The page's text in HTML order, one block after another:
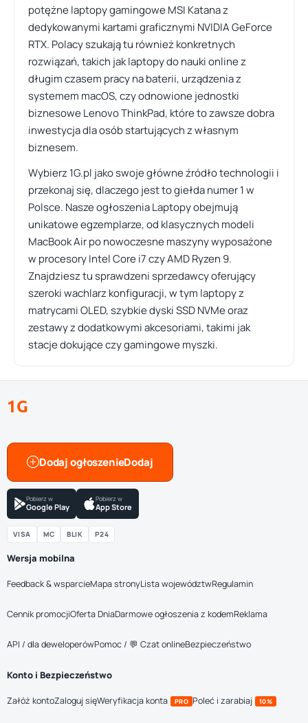
potężne laptopy gamingowe MSI Katana z
dedykowanymi kartami graficznymi NVIDIA GeForce
RTX. Polacy szukają tu również konkretnych
rozwiązań, takich jak laptopy do nauki online z
długim czasem pracy na baterii, urządzenia z
systemem macOS, czy odnowione jednostki
biznesowe Lenovo ThinkPad, które to zawsze dobra
inwestycja dla osób startujących z własnym
biznesem.
Wybierz 1G.pl jako swoje główne źródło technologii i
przekonaj się, dlaczego jest to giełda numer 1 w
Polsce. Nasze ogłoszenia Laptopy obejmują
unikatowe egzemplarze, od klasycznych modeli
MacBook Air po nowoczesne maszyny wyposażone
w procesory Intel Core i7 czy AMD Ryzen 9.
Znajdziesz tu sprawdzeni sprzedawcy oferujący
szeroki wachlarz konfiguracji, w tym laptopy z
matrycami OLED, szybkie dyski SSD NVMe oraz
zestawy z dodatkowymi akcesoriami, takimi jak
stacje dokujące czy gamingowe myszki.
1G
Dodaj ogłoszenie
Pobierz w
Google Play
Pobierz w
App Store
VISA MC BLIK P24
Wersja mobilna
Feedback & wsparcieMapa stronyLista województwRegulamin
Cennik promocjiOferta DniaDarmowe ogłoszenia z kodemReklama
API / dla deweloperówPomoc / 💬 Czat onlineBezpieczeństwo
Konto i Bezpieczeństwo
Załóż kontoZaloguj sięWeryfikacja konta PRO Poleć i zarabiaj 10%